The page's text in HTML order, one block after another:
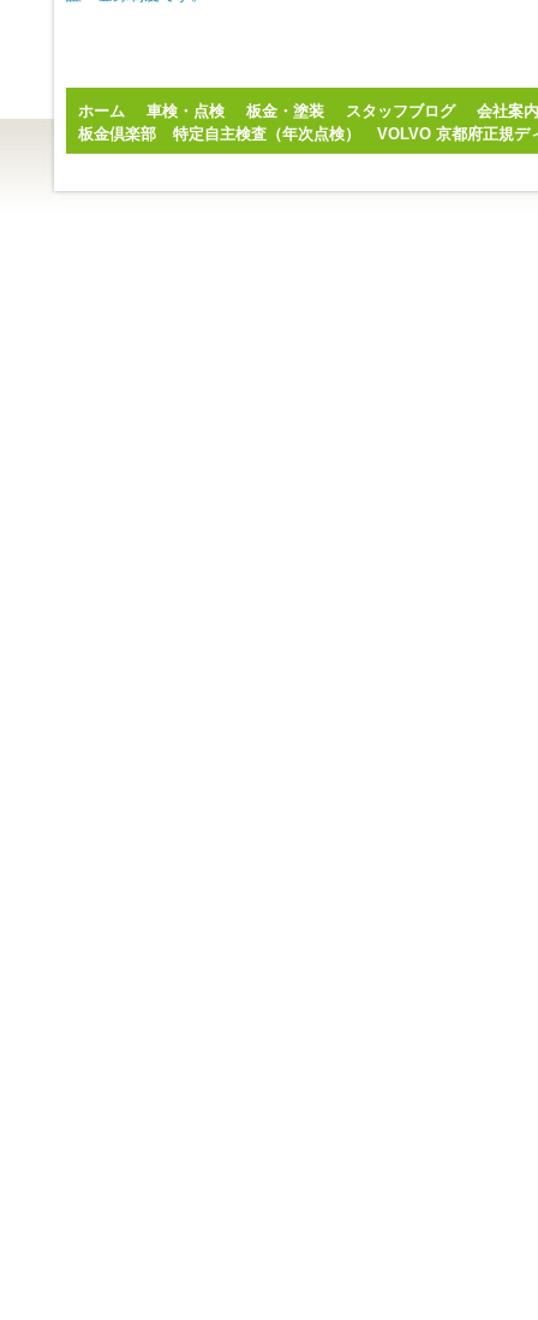
ホーム 車検・点検 板金・塗装 スタッフブログ
会社案内
板金倶楽部
特定自主検査（年次点検） VOLVO 京都府正規デ